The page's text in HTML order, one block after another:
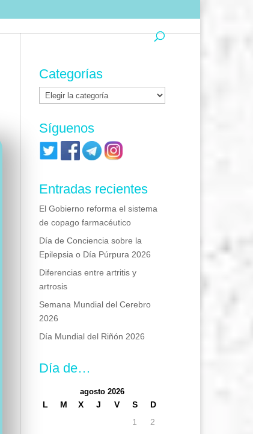
Categorías
Categorías
Síguenos
Entradas recientes
El Gobierno reforma el sistema
de copago farmacéutico
Día de Conciencia sobre la
Epilepsia o Día Púrpura 2026
Diferencias entre artritis y
artrosis
Semana Mundial del Cerebro
2026
Día Mundial del Riñón 2026
Día de…
agosto 2026
L M X J V S
D
1
2